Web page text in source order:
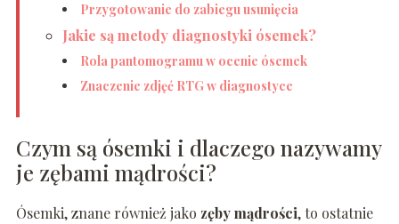
Przygotowanie do zabiegu usunięcia
Jakie są metody diagnostyki ósemek?
Rola pantomogramu w ocenie ósemek
Znaczenie zdjęć RTG w diagnostyce
Czym są ósemki i dlaczego nazywamy
je zębami mądrości?
Ósemki, znane również jako zęby mądrości, to ostatnie